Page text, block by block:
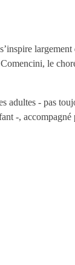
largement
le
adultes - pas
-,